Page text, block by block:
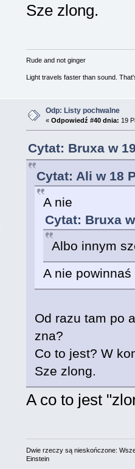
Sze zlong.
Rude and not ginger
Light travels faster than sound.
Odp: Listy pochwalne
« Odpowiedź #40 dnia: 19
Cytat: Bruxa w
Cytat: Ali w 18
A nie
Cytat: Bruxa
Albo innym
A nie
Od razu tam po
zna?
Co to jest? W
Sze zlong.
A co to jest
Dwie rzeczy są nieskończone:
Einstein